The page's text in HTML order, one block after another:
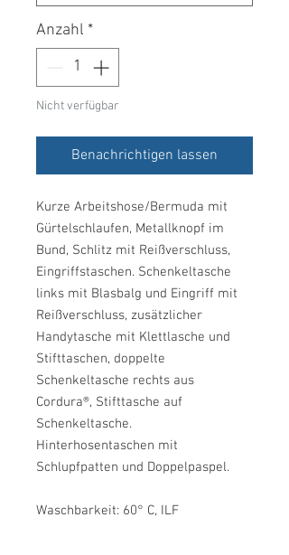
Anzahl *
Nicht verfügbar
Benachrichtigen lassen
Kurze Arbeitshose/Bermuda mit
Gürtelschlaufen, Metallknopf im
Bund, Schlitz mit Reißverschluss,
Eingriffstaschen. Schenkeltasche
links mit Blasbalg und Eingriff mit
Reißverschluss, zusätzlicher
Handytasche mit Klettlasche und
Stifttaschen, doppelte
Schenkeltasche rechts aus
Cordura®, Stifttasche auf
Schenkeltasche.
Hinterhosentaschen mit
Schlupfpatten und Doppelpaspel.
Waschbarkeit: 60° C, ILF